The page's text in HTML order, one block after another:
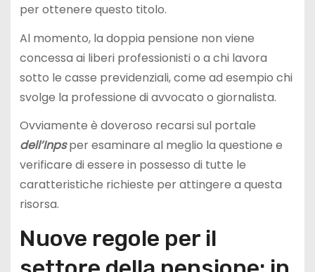
per ottenere questo titolo.
Al momento, la doppia pensione non viene
concessa ai liberi professionisti o a chi lavora
sotto le casse previdenziali, come ad esempio chi
svolge la professione di avvocato o giornalista.
Ovviamente è doveroso recarsi sul portale
dell’Inpsper esaminare al meglio la questione e
verificare di essere in possesso di tutte le
caratteristiche richieste per attingere a questa
risorsa.
Nuove regole per il